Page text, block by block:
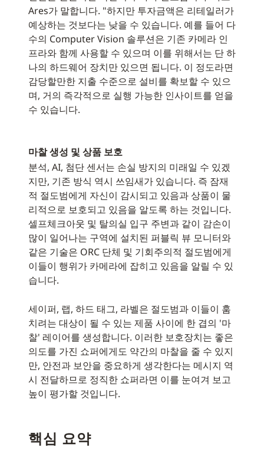
Ares가 말합니다. "하지만 투자금액은 리테일러가
예상하는 것보다는 낮을 수 있습니다. 예를 들어 다
수의 Computer Vision 솔루션은 기존 카메라 인
프라와 함께 사용할 수 있으며 이를 위해서는 단 하
나의 하드웨어 장치만 있으면 됩니다. 이 정도라면
감당할만한 지출 수준으로 설비를 확보할 수 있으
며, 거의 즉각적으로 실행 가능한 인사이트를 얻을
수 있습니다.
마찰 생성 및 상품 보호
분석, AI, 첨단 센서는 손실 방지의 미래일 수 있겠
지만, 기존 방식 역시 쓰임새가 있습니다. 즉 잠재
적 절도범에게 자신이 감시되고 있음과 상품이 물
리적으로 보호되고 있음을 알도록 하는 것입니다.
셀프체크아웃 및 탈의실 입구 주변과 같이 감손이
많이 일어나는 구역에 설치된 퍼블릭 뷰 모니터와
같은 기술은 ORC 단체 및 기회주의적 절도범에게
이들이 행위가 카메라에 잡히고 있음을 알릴 수 있
습니다.
세이퍼, 랩, 하드 태그, 라벨은 절도범과 이들이 훔
치려는 대상이 될 수 있는 제품 사이에 한 겹의 '마
찰' 레이어를 생성합니다. 이러한 보호장치는 좋은
의도를 가진 쇼퍼에게도 약간의 마찰을 줄 수 있지
만, 안전과 보안을 중요하게 생각한다는 메시지 역
시 전달하므로 정직한 쇼퍼라면 이를 눈여겨 보고
높이 평가할 것입니다.
핵심 요약